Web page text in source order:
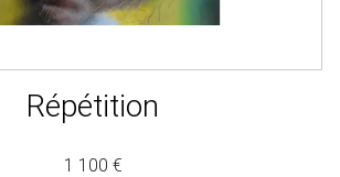
Répétition
1 100 €